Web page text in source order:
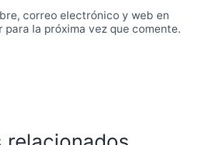
correo electrónico y web en
para la próxima vez que comente.